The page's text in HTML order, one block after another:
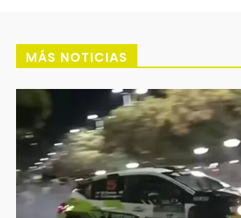
MÁS NOTICIAS